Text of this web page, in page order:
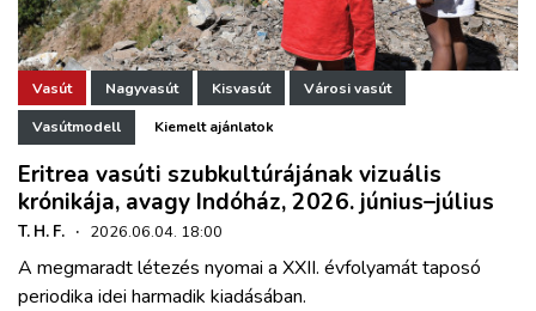
Vasút Nagyvasút Kisvasút Városi vasút
Vasútmodell Kiemelt ajánlatok
Eritrea vasúti szubkultúrájának vizuális
krónikája, avagy Indóház, 2026. június–július
T. H. F. · 2026.06.04. 18:00
A megmaradt létezés nyomai a XXII. évfolyamát taposó
periodika idei harmadik kiadásában.